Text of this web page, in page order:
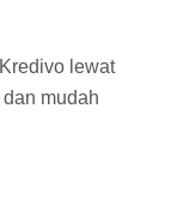
lewat
mudah